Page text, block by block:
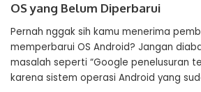
OS yang Belum Diperbarui
Pernah nggak sih kamu menerima
memperbarui OS Android? Jangan
masalah seperti “Google penelusuran
karena sistem operasi Android yang